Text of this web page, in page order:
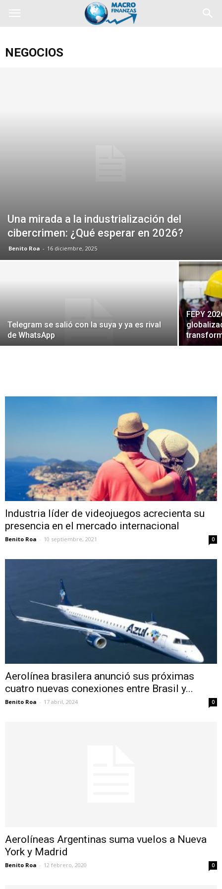
NEGOCIOS
Una mirada a la industrialización del
cibercrimen: ¿Qué esperar en 2026?
Benito Roa - 16 diciembre, 2025
Telegram se salió con la suya y ya es rival
de WhatsApp
FEPY
Industria líder de videojuegos acrecienta su
presencia en el mercado internacional
Benito Roa - 10 septiembre, 2021 0
Aerolínea brasilera anunció sus próximas
cuatro nuevas conexiones entre Brasil y...
Benito Roa - 17 abril, 2024 0
Aerolíneas Argentinas suma vuelos a Nueva
York y Madrid
Benito Roa - 12 febrero, 2020 0